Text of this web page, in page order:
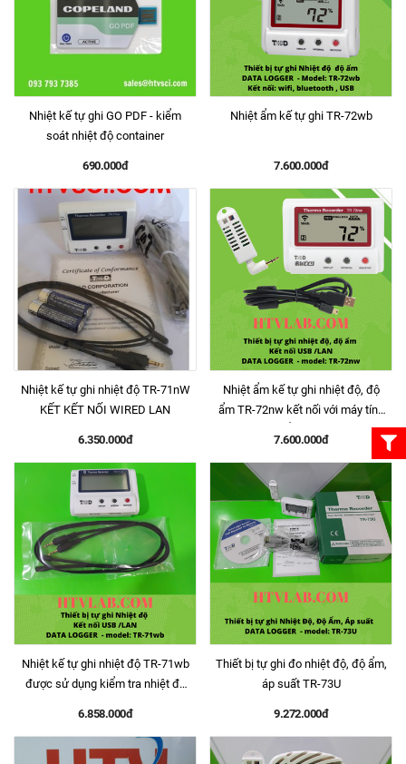
Nhiệt kế tự ghi GO PDF - kiểm
soát nhiệt độ container
690.000đ
Nhiệt ẩm kế tự ghi TR-72wb
7.600.000đ
Nhiệt kế tự ghi nhiệt độ TR-71nW
KẾT KẾT NỐI WIRED LAN
6.350.000đ
Nhiệt ẩm kế tự ghi nhiệt độ, độ
ẩm TR-72nw kết nối với máy tính
thông qua cổng USB hoặc qua
7.600.000đ
Nhiệt kế tự ghi nhiệt độ TR-71wb
được sử dụng kiểm tra nhiệt độ
6.858.000đ
Thiết bị tự ghi đo nhiệt độ, độ ẩm,
áp suất TR-73U
9.272.000đ